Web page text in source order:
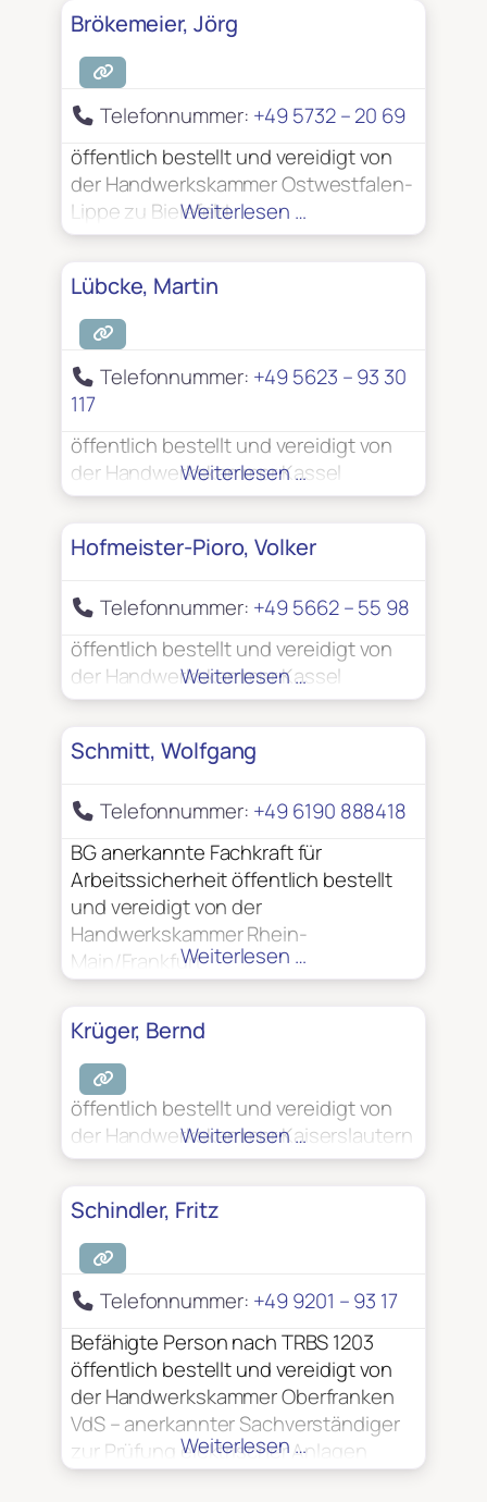
Brökemeier, Jörg
Telefonnummer: +49 5732 – 20 69
öffentlich bestellt und vereidigt von
der Handwerkskammer Ostwestfalen-
Lippe zu BielefeldWeiterlesen …
Lübcke, Martin
Telefonnummer: +49 5623 – 93 30
117
öffentlich bestellt und vereidigt von
der Handwerkskammer Kassel
Weiterlesen …
Hofmeister-Pioro, Volker
Telefonnummer: +49 5662 – 55 98
öffentlich bestellt und vereidigt von
der Handwerkskammer Kassel
Weiterlesen …
Schmitt, Wolfgang
Telefonnummer: +49 6190 888418
BG anerkannte Fachkraft für
Arbeitssicherheit öffentlich bestellt
und vereidigt von der
Handwerkskammer Rhein-
Main/FrankfurtWeiterlesen …
Krüger, Bernd
öffentlich bestellt und vereidigt von
der Handwerkskammer Kaiserslautern
Weiterlesen …
Schindler, Fritz
Telefonnummer: +49 9201 – 93 17
Befähigte Person nach TRBS 1203
öffentlich bestellt und vereidigt von
der Handwerkskammer Oberfranken
VdS – anerkannter Sachverständiger
zur Prüfung elektrischer Anlagen
Weiterlesen …